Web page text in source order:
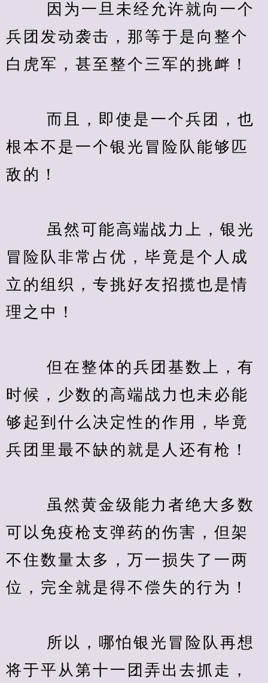
因为一旦未经允许就向一个
兵团发动袭击，那等于是向整个
白虎军，甚至整个三军的挑衅！
而且，即使是一个兵团，也
根本不是一个银光冒险队能够匹
敌的！
虽然可能高端战力上，银光
冒险队非常占优，毕竟是个人成
立的组织，专挑好友招揽也是情
理之中！
但在整体的兵团基数上，有
时候，少数的高端战力也未必能
够起到什么决定性的作用，毕竟
兵团里最不缺的就是人还有枪！
虽然黄金级能力者绝大多数
可以免疫枪支弹药的伤害，但架
不住数量太多，万一损失了一两
位，完全就是得不偿失的行为！
所以，哪怕银光冒险队再想
将于平从第十一团弄出去抓走，